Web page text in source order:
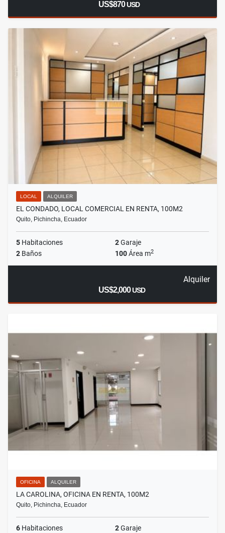
US$870USD
LOCAL ALQUILER
EL CONDADO, LOCAL COMERCIAL EN RENTA, 100M2
Quito, Pichincha, Ecuador
5 Habitaciones 2Garaje
2 Baños 100Área m2
Alquiler
US$2,000USD
OFICINA ALQUILER
LA CAROLINA, OFICINA EN RENTA, 100M2
Quito, Pichincha, Ecuador
6 Habitaciones 2Garaje